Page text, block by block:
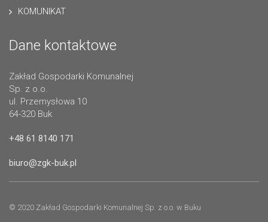
KOMUNIKAT
Dane kontaktowe
Zakład Gospodarki Komunalnej
Sp. z o.o.
ul. Przemysłowa 10
64-320 Buk
+48 61 8140 171
biuro@zgk-buk.pl
© 2020 Zakład Gospodarki Komunalnej Sp. z o.o. w Buku